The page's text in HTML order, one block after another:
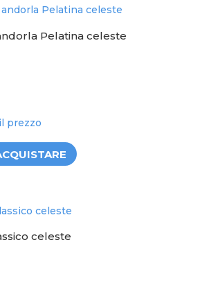
Pelatina celeste
prezzo
celeste